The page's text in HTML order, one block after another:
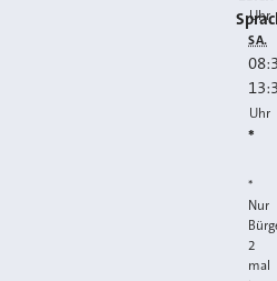
Uhr
SA.
Uhr
*
*
Nur
2
mal